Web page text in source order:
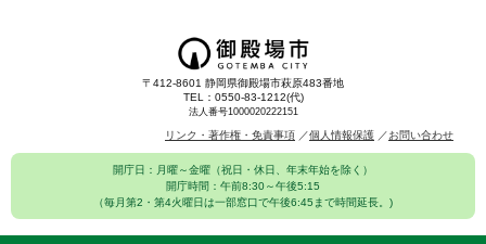
〒412-8601 静岡県御殿場市萩原483番地
TEL：0550-83-1212(代)
法人番号1000020222151
リンク・著作権・免責事項 個人情報保護 お問い合わせ
開庁日：月曜～金曜（祝日・休日、年末年始を除く）
開庁時間：午前8:30～午後5:15
（毎月第2・第4火曜日は一部窓口で午後6:45まで時間延長。)